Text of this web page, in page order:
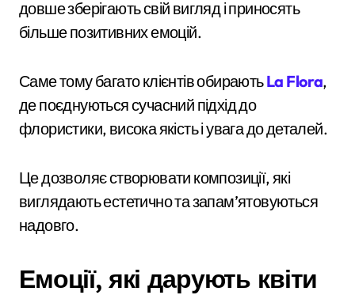
довше зберігають свій вигляд і приносять
більше позитивних емоцій.
Саме тому багато клієнтів обираютьLa Flora,
де поєднуються сучасний підхід до
флористики, висока якість і увага до деталей.
Це дозволяє створювати композиції, які
виглядають естетично та запам’ятовуються
надовго.
Емоції, які дарують квіти